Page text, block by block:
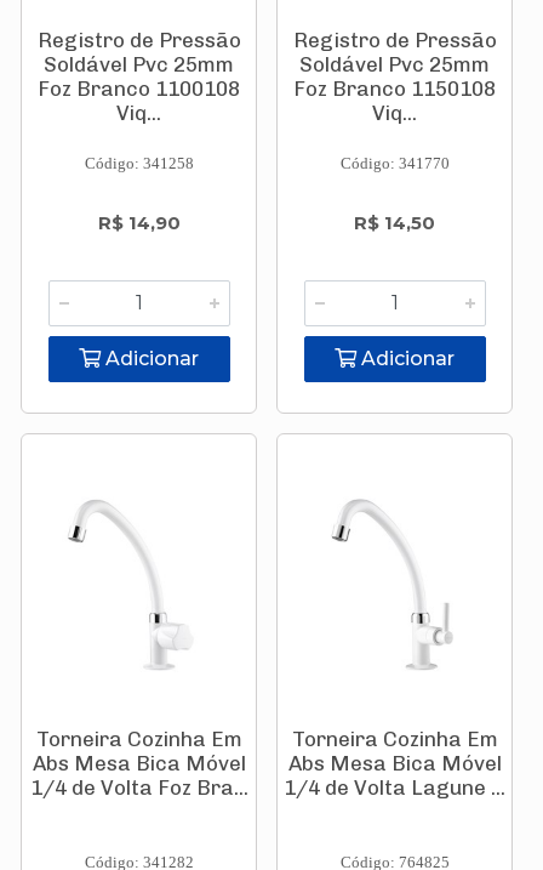
Registro de Pressão
Soldável Pvc 25mm
Foz Branco 1100108
Viq...
Código: 341258
R$ 14,90
Adicionar
Registro de Pressão
Soldável Pvc 25mm
Foz Branco 1150108
Viq...
Código: 341770
R$ 14,50
Adicionar
Torneira Cozinha Em
Abs Mesa Bica Móvel
1/4 de Volta Foz Bra...
Código: 341282
Torneira Cozinha Em
Abs Mesa Bica Móvel
1/4 de Volta Lagune ...
Código: 764825